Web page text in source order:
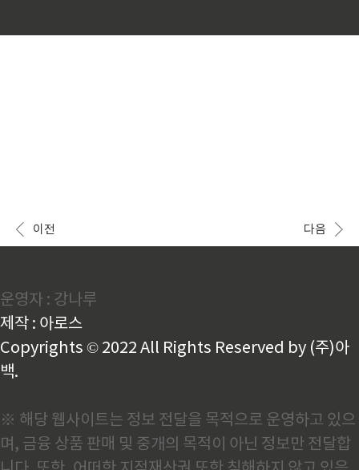
이전 다음
운영자 : 강나루
제작 : 아로스
Copyrights © 2022 All Rights Reserved by (주)아
백.
※ 해당 웹사이트는 정보 전달을 목적으로 운영하고 있으
며, 금융 상품 판매 및 중개의 목적이 아닌 정보만 전달합